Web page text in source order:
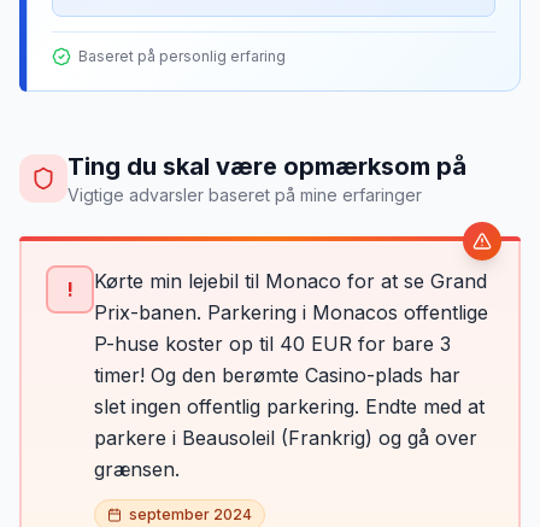
Baseret på personlig erfaring
Ting du skal være opmærksom på
Vigtige advarsler baseret på mine erfaringer
!
Kørte min lejebil til Monaco for at se Grand
Prix-banen. Parkering i Monacos offentlige
P-huse koster op til 40 EUR for bare 3
timer! Og den berømte Casino-plads har
slet ingen offentlig parkering. Endte med at
parkere i Beausoleil (Frankrig) og gå over
grænsen.
september 2024